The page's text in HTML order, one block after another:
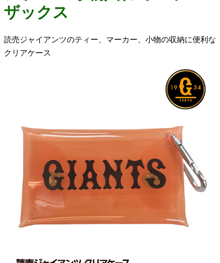
ザックス
読売ジャイアンツのティー、マーカー、小物の収納に便利な
クリアケース